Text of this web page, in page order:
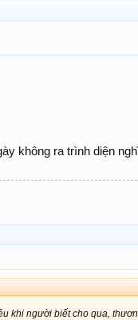
không ra trình diện
khi người biết cho qua,